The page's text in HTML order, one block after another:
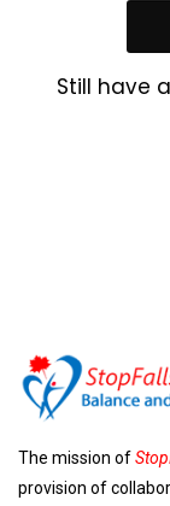
Still have
The mission of
provision of